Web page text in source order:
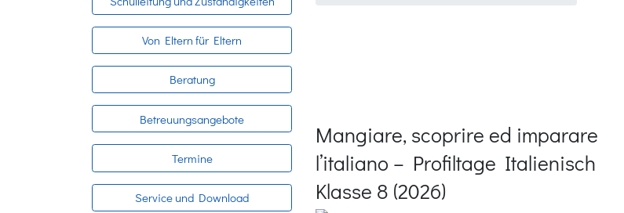
Mangiare, scoprire ed imparare
l’italiano – Profiltage Italienisch
Klasse 8 (2026)
Von Eltern für Eltern
Beratung
Betreuungsangebote
Termine
Service und Download